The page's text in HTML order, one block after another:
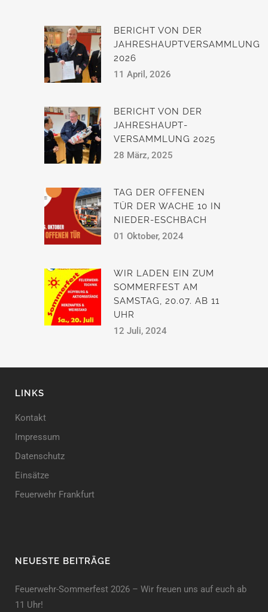
BERICHT VON DER
JAHRESHAUPTVERSAMMLUNG
2026
11 April, 2026
BERICHT VON DER
JAHRESHAUPT­
VERSAMMLUNG 2025
28 März, 2025
TAG DER OFFENEN
TÜR DER WACHE 10 IN
NIEDER-ESCHBACH
01 Oktober, 2024
WIR LADEN EIN ZUM
SOMMERFEST AM
SAMSTAG, 20.07. AB 11
UHR
12 Juli, 2024
LINKS
Kontakt
Impressum
Datenschutz
Einsätze
Feuerwehr Frankfurt
NEUESTE BEITRÄGE
Feuerwehr-Sommerfest 2026 – Wir freuen uns auf euch ab
11 Uhr!